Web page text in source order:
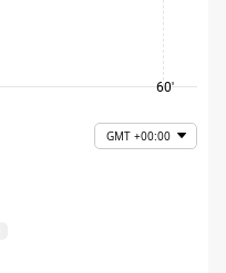
60'
GMT +00:00